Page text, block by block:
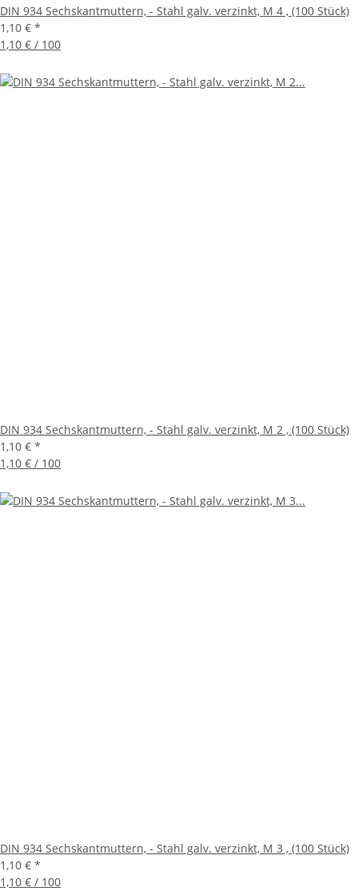
DIN 934 Sechskantmuttern, - Stahl galv. verzinkt, M 4 , (100 Stück)
1,10 € *
1,10 € / 100
DIN 934 Sechskantmuttern, - Stahl galv. verzinkt, M 2 , (100 Stück)
1,10 € *
1,10 € / 100
DIN 934 Sechskantmuttern, - Stahl galv. verzinkt, M 3 , (100 Stück)
1,10 € *
1,10 € / 100